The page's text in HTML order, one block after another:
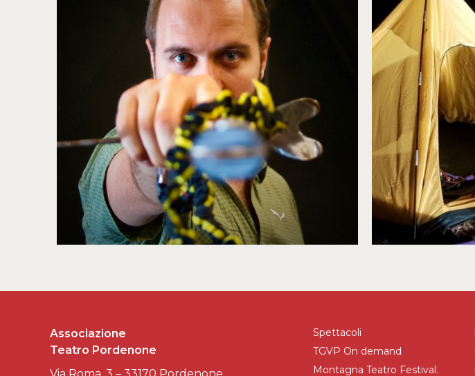
Associazione
Teatro Pordenone
Spettacoli
TGVP On demand
Montagna Teatro Festival.